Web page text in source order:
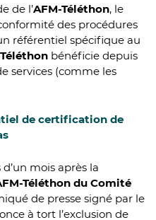
de l’AFM-Téléthon, le
des procédures
référentiel spécifique au
bénéficie depuis
services (comme les
de certification de
mois après la
Téléthon du Comité
de presse signé par le
à tort l’exclusion de